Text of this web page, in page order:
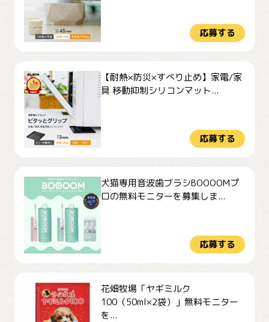
応募する
【耐熱×防災×すべり止め】家電/家
具 移動抑制シリコンマット...
応募する
犬猫専用音波歯ブラシBOOOOMプ
ロの無料モニターを募集しま...
応募する
花畑牧場「ヤギミルク
100（50ml×2袋）」無料モニター
を...